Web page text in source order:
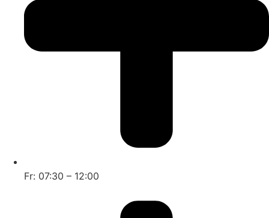
Fr: 07:30 – 12:00